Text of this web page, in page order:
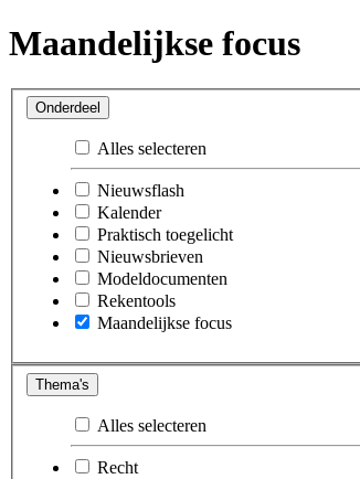
Maandelijkse focus
Onderdeel
Alles selecteren
Nieuwsflash
Kalender
Praktisch toegelicht
Nieuwsbrieven
Modeldocumenten
Rekentools
Maandelijkse focus
Thema's
Alles selecteren
Recht